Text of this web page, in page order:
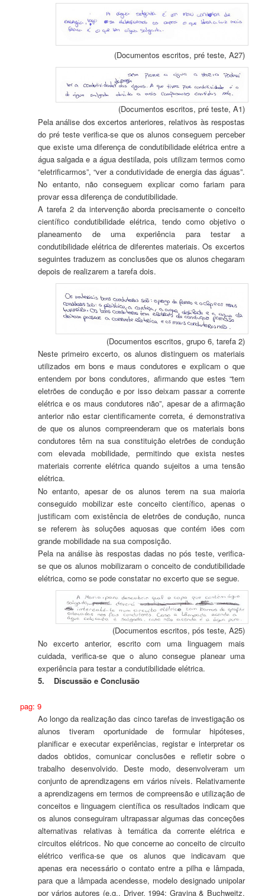
(Documentos escritos, pré teste, A27)
(Documentos escritos, pré teste, A1)
Pela análise dos excertos anteriores, relativos às respostas
do pré teste verifica-se que os alunos conseguem perceber
que existe uma diferença de condutibilidade elétrica entre a
água salgada e a água destilada, pois utilizam termos como
“eletrificarmos”, “ver a condutividade de energia das águas”.
No entanto, não conseguem explicar como fariam para
provar essa diferença de condutibilidade.
A tarefa 2 da intervenção aborda precisamente o conceito
científico condutibilidade elétrica, tendo como objetivo o
planeamento de uma experiência para testar a
condutibilidade elétrica de diferentes materiais. Os excertos
seguintes traduzem as conclusões que os alunos chegaram
depois de realizarem a tarefa dois.
(Documentos escritos, grupo 6, tarefa 2)
Neste primeiro excerto, os alunos distinguem os materiais
utilizados em bons e maus condutores e explicam o que
entendem por bons condutores, afirmando que estes “tem
eletrões de condução e por isso deixam passar a corrente
elétrica e os maus condutores não”, apesar de a afirmação
anterior não estar cientificamente correta, é demonstrativa
de que os alunos compreenderam que os materiais bons
condutores têm na sua constituição eletrões de condução
com elevada mobilidade, permitindo que exista nestes
materiais corrente elétrica quando sujeitos a uma tensão
elétrica.
No entanto, apesar de os alunos terem na sua maioria
conseguido mobilizar este conceito científico, apenas o
justificam com existência de eletrões de condução, nunca
se referem às soluções aquosas que contém iões com
grande mobilidade na sua composição.
Pela na análise às respostas dadas no pós teste, verifica-
se que os alunos mobilizaram o conceito de condutibilidade
elétrica, como se pode constatar no excerto que se segue.
(Documentos escritos, pós teste, A25)
No excerto anterior, escrito com uma linguagem mais
cuidada, verifica-se que o aluno consegue planear uma
experiência para testar a condutibilidade elétrica.
5. Discussão e Conclusão
pag: 9
Ao longo da realização das cinco tarefas de investigação os
alunos tiveram oportunidade de formular hipóteses,
planificar e executar experiências, registar e interpretar os
dados obtidos, comunicar conclusões e refletir sobre o
trabalho desenvolvido. Deste modo, desenvolveram um
conjunto de aprendizagens em vários níveis. Relativamente
a aprendizagens em termos de compreensão e utilização de
conceitos e linguagem científica os resultados indicam que
os alunos conseguiram ultrapassar algumas das conceções
alternativas relativas à temática da corrente elétrica e
circuitos elétricos. No que concerne ao conceito de circuito
elétrico verifica-se que os alunos que indicavam que
apenas era necessário o contato entre a pilha e lâmpada,
para que a lâmpada acendesse, modelo designado unipolar
por vários autores (e.g., Driver, 1994; Gravina & Buchweitz,